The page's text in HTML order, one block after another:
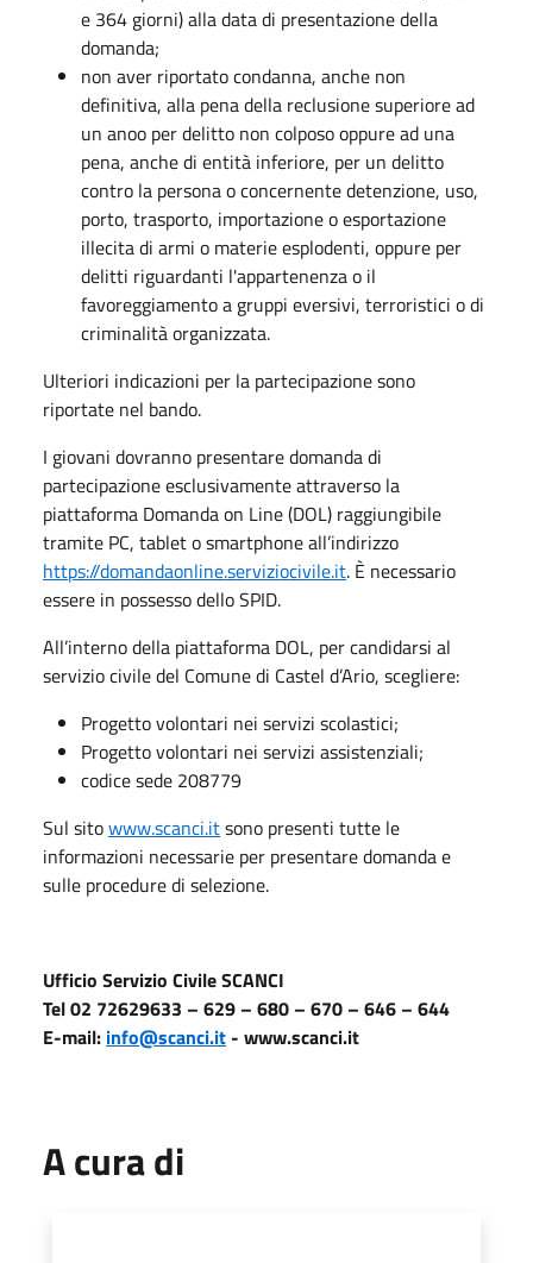
e 364 giorni) alla data di presentazione della
domanda;
non aver riportato condanna, anche non
definitiva, alla pena della reclusione superiore ad
un anoo per delitto non colposo oppure ad una
pena, anche di entità inferiore, per un delitto
contro la persona o concernente detenzione, uso,
porto, trasporto, importazione o esportazione
illecita di armi o materie esplodenti, oppure per
delitti riguardanti l'appartenenza o il
favoreggiamento a gruppi eversivi, terroristici o di
criminalità organizzata.
Ulteriori indicazioni per la partecipazione sono
riportate nel bando.
I giovani dovranno presentare domanda di
partecipazione esclusivamente attraverso la
piattaforma Domanda on Line (DOL) raggiungibile
tramite PC, tablet o smartphone all’indirizzo
https://domandaonline.serviziocivile.it. È necessario
essere in possesso dello SPID.
All’interno della piattaforma DOL, per candidarsi al
servizio civile del Comune di Castel d’Ario, scegliere:
Progetto volontari nei servizi scolastici;
Progetto volontari nei servizi assistenziali;
codice sede 208779
Sul sitowww.scanci.itsono presenti tutte le
informazioni necessarie per presentare domanda e
sulle procedure di selezione.
Ufficio Servizio Civile SCANCI
Tel 02 72629633 – 629 – 680 – 670 – 646 – 644
E-mail: info@scanci.it- www.scanci.it
A cura di